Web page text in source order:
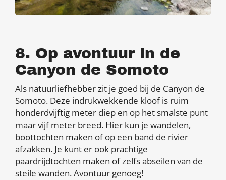
8. Op avontuur in de
Canyon de Somoto
Als natuurliefhebber zit je goed bij de Canyon de
Somoto. Deze indrukwekkende kloof is ruim
honderdvijftig meter diep en op het smalste punt
maar vijf meter breed. Hier kun je wandelen,
boottochten maken of op een band de rivier
afzakken. Je kunt er ook prachtige
paardrijdtochten maken of zelfs abseilen van de
steile wanden. Avontuur genoeg!